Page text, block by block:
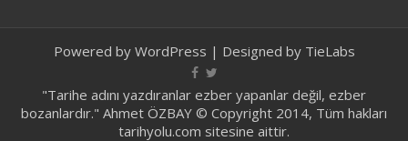
Powered by WordPress | Designed by TieLabs
"Tarihe adını yazdıranlar ezber yapanlar değil, ezber
bozanlardır." Ahmet ÖZBAY © Copyright 2014, Tüm hakları
tarihyolu.com sitesine aittir.